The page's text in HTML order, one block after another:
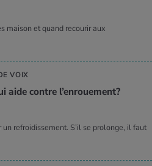
maison et quand recourir aux
VOIX
aide contre l’en­roue­ment?
un refroidissement. S’il se prolonge, il faut